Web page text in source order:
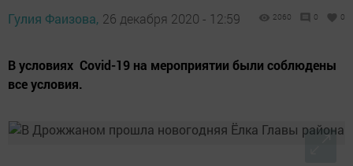
Гулия Фаизова, 26 декабря 2020 - 12:59 2060 0 0
В условиях Covid-19 на мероприятии были соблюдены
все условия.